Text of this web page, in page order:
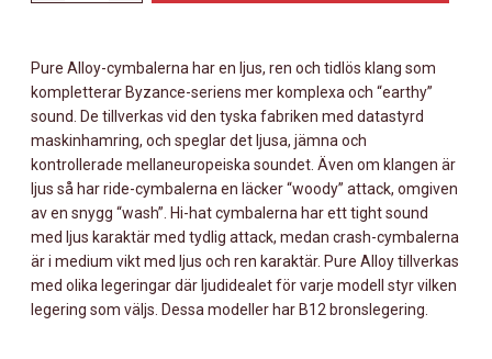
Pure Alloy-cymbalerna har en ljus, ren och tidlös klang som
kompletterar Byzance-seriens mer komplexa och “earthy”
sound. De tillverkas vid den tyska fabriken med datastyrd
maskinhamring, och speglar det ljusa, jämna och
kontrollerade mellaneuropeiska soundet. Även om klangen är
ljus så har ride-cymbalerna en läcker “woody” attack, omgiven
av en snygg “wash”. Hi-hat cymbalerna har ett tight sound
med ljus karaktär med tydlig attack, medan crash-cymbalerna
är i medium vikt med ljus och ren karaktär. Pure Alloy tillverkas
med olika legeringar där ljudidealet för varje modell styr vilken
legering som väljs. Dessa modeller har B12 bronslegering.